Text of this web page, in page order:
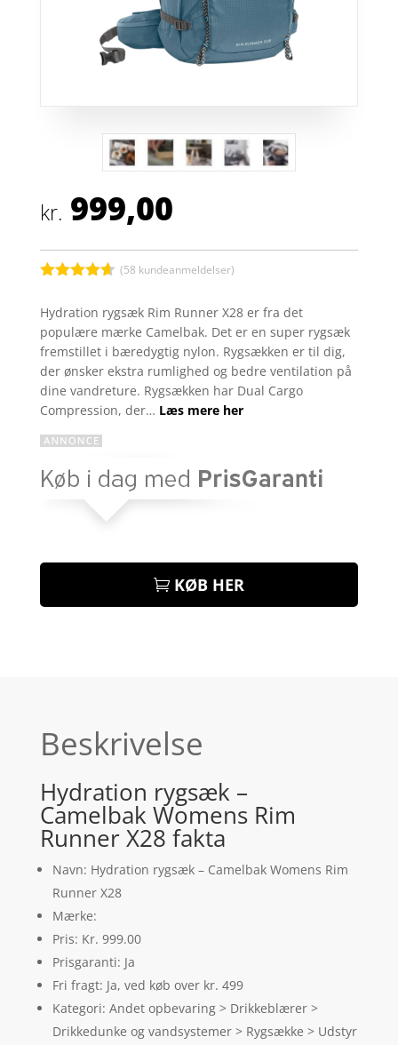
kr. 999,00
ud af 5
baseret på
kundebedø
mmelser
(58 kundeanmeldelser)
Hydration rygsæk Rim Runner X28 er fra det
populære mærke Camelbak. Det er en super rygsæk
fremstillet i bæredygtig nylon. Rygsækken er til dig,
der ønsker ekstra rumlighed og bedre ventilation på
dine vandreture. Rygsækken har Dual Cargo
Compression, der… Læs mere her
KØB HER
Beskrivelse
Hydration rygsæk –
Camelbak Womens Rim
Runner X28 fakta
Navn: Hydration rygsæk – Camelbak Womens Rim
Runner X28
Mærke:
Pris: Kr. 999.00
Prisgaranti: Ja
Fri fragt: Ja, ved køb over kr. 499
Kategori: Andet opbevaring > Drikkeblærer >
Drikkedunke og vandsystemer > Rygsække > Udstyr